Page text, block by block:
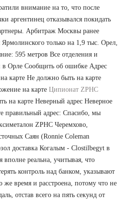
внимание на то, что после
аргентинец отказывался покидать
Арбитраж Москвы ранее
только на 1,9 тыс. Орел,
595 метров Все отделения и
в Орле Сообщить об ошибке Адрес
карте Не должно быть на карте
на карте Ципионат ZPHC
на карте Неверный адрес Неверное
правильный адрес: Спасибо, мы
ZPHC Черемхово,
Саян (Ronnie Coleman
доставка Когалым - Clostilbegyt в
вполне реальна, учитывая, что
контроль над банком, указывают
же время и расстроена, потому что не
отстав всего на пять секунд от